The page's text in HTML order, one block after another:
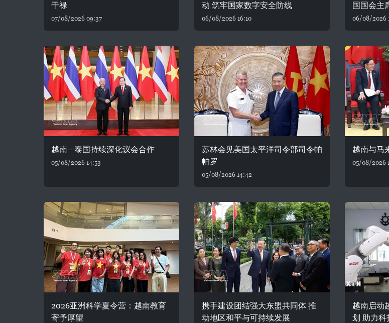
干禄
07/08/2026 09:37
动 筑牢国家数字安全防线
06/08/2026 16:10
国国会主
06/08/2026
越南—泰国持续深化议会合作
05/08/2026 14:53
苏林会见美国太平洋司令部司令帕
帕罗
05/08/2026 14:42
越南与马
05/08/2026
2026亚洲科学夏令营：越南教育
寄予厚望
携手建设团结强大东盟共同体 推
动地区和平与可持续发展
越南启动
划 助力科